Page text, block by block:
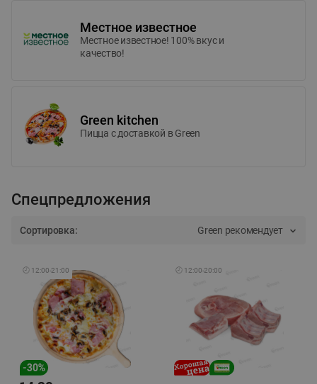
Местное известное
Местное известное! 100% вкус и
качество!
Green kitchen
Пицца c доставкой в Green
Спецпредложения
Сортировка: Green рекомендует
🕘 12:00-21:00
-30%
🕘 12:00-20:00